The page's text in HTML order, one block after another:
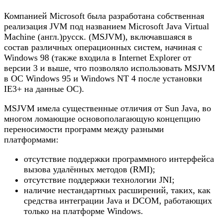
Компанией Microsoft была разработана собственная
реализация JVM под названием Microsoft Java Virtual
Machine (англ.)русск. (MSJVM), включавшаяся в
состав различных операционных систем, начиная с
Windows 98 (также входила в Internet Explorer от
версии 3 и выше, что позволяло использовать MSJVM
в ОС Windows 95 и Windows NT 4 после установки
IE3+ на данные ОС).
MSJVM имела существенные отличия от Sun Java, во
многом ломающие основополагающую концепцию
переносимости программ между разными
платформами:
отсутствие поддержки программного интерфейса
вызова удалённых методов (RMI);
отсутствие поддержки технологии JNI;
наличие нестандартных расширений, таких, как
средства интеграции Java и DCOM, работающих
только на платформе Windows.